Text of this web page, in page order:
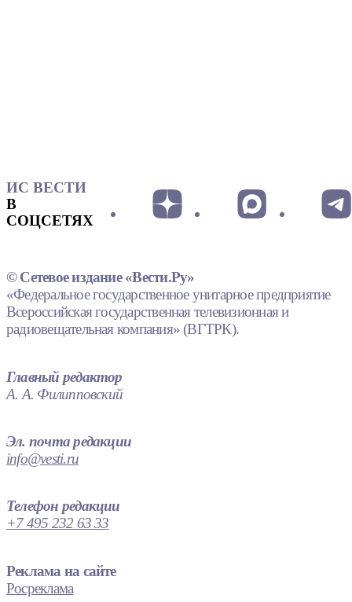
ИС ВЕСТИ
В
СОЦСЕТЯХ
© Сетевое издание «Вести.Ру»
«Федеральное государственное унитарное предприятие
Всероссийская государственная телевизионная и
радиовещательная компания» (ВГТРК).
Главный редактор
А. А. Филипповский
Эл. почта редакции
info@vesti.ru
Телефон редакции
+7 495 232 63 33
Реклама на сайте
Росреклама